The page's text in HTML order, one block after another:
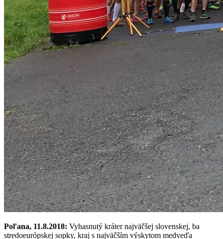
Poľana, 11.8.2018: Vyhasnutý kráter najväčšej slovenskej, ba
stredoeurópskej sopky, kraj s najväčším výskytom medveďa